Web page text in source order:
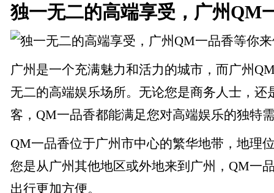
独一无二的高端享受，广州QM
广州是一个充满魅力和活力的城市，而广州
无二的高端娱乐场所。无论您是商务人士，还
客，QM一品香都能满足您对高端娱乐的独特
QM一品香位于广州市中心的繁华地带，地理
您是从广州其他地区或外地来到广州，QM一
出行更加方便。